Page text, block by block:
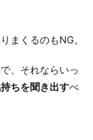
まくるのもNG。
、それならいっ
ちを聞き出すべ